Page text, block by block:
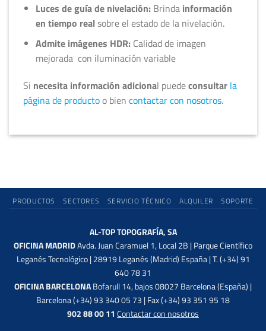
Luces de guía de nivelación:Brinda información
en tiempo realsobre el estado de la nivelación.
Admite imágenes HDR:Calidad de imagen
mejorada con iluminación variable
Si necesita información adicional puedeconsultar la
página de productoo bien contactar con nosotros.
PRODUCTOS SECTORES SERVICIO TÉCNICO ALQUILER SOPORTE
AL-TOP TOPOGRAFÍA, SA
OFICINA MADRIDAvda. Juan Caramuel 1, Local 2B | Parque Científico
Leganés Tecnológico | 28919 Leganés (Madrid) España | T. (+34) 91
640 78 31
OFICINA BARCELONABofarull 14, bajos 08027 Barcelona (España) |
Barcelona (+34) 93 340 05 73 | Fax (+34) 93 351 95 18
902 88 00 11 Contactar con nosotros